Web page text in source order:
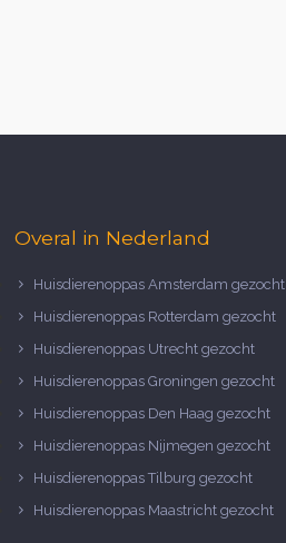
Overal in Nederland
Huisdierenoppas Amsterdam gezocht
Huisdierenoppas Rotterdam gezocht
Huisdierenoppas Utrecht gezocht
Huisdierenoppas Groningen gezocht
Huisdierenoppas Den Haag gezocht
Huisdierenoppas Nijmegen gezocht
Huisdierenoppas Tilburg gezocht
Huisdierenoppas Maastricht gezocht